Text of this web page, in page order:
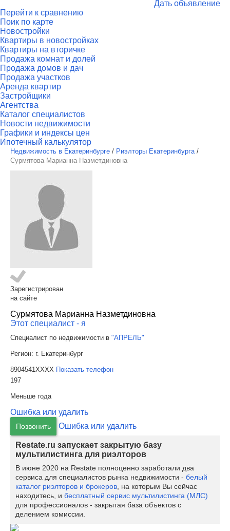
Дать объявление
Перейти к сравнению
Поик по карте
Новостройки
Квартиры в новостройках
Квартиры на вторичке
Продажа комнат и долей
Продажа домов и дач
Продажа участков
Аренда квартир
Застройщики
Агентства
Каталог специалистов
Новости недвижимости
Графики и индексы цен
Ипотечный калькулятор
Недвижимость в Екатеринбурге / Риэлторы Екатеринбурга /
Сурмятова Марианна Назметдиновна
Зарегистрирован
на сайте
Сурмятова Марианна Назметдиновна
Этот специалист - я
Специалист по недвижимости в "АПРЕЛЬ"
Регион: г. Екатеринбург
8904541XXXX Показать телефон
197
Меньше года
Ошибка или удалить
Позвонить Ошибка или удалить
Restate.ru запускает закрытую базу
мультилистинга для риэлторов
В июне 2020 на Restate полноценно заработали два
сервиса для специалистов рынка недвижимости - белый
каталог риэлторов и брокеров , на которым Вы сейчас
находитесь, и бесплатный сервис мультилистинга (МЛС)
для профессионалов - закрытая база объектов с
делением комиссии.